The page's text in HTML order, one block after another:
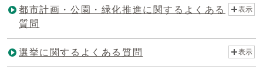
都市計画・公園・緑化推進に関するよくある
質問
表示
選挙に関するよくある質問 表示